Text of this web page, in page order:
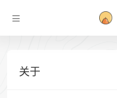
关于